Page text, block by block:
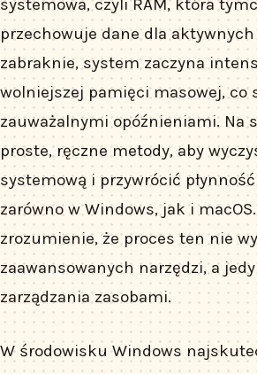
systemowa, czyli RAM, która
przechowuje dane dla
zabraknie, system zaczyna
wolniejszej pamięci masowej, co
zauważalnymi opóźnieniami. Na
proste, ręczne metody, aby
systemową i przywrócić płynność
zarówno w Windows, jak i
zrozumienie, że proces ten nie
zaawansowanych narzędzi, a
zarządzania zasobami.
W środowisku Windows